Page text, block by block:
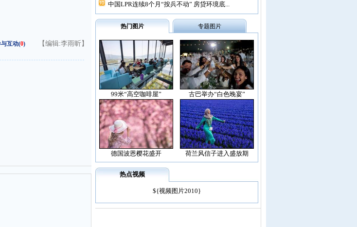
与互动(0) 【编辑:李雨昕】
中国LPR连续8个月“按兵不动” 房贷环境底...
热门图片 专题图片
99米“高空咖啡屋” 古巴举办“白色晚宴”
德国波恩樱花盛开 荷兰风信子进入盛放期
热点视频
${视频图片2010}